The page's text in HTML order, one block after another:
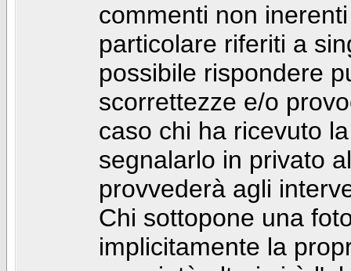
commenti non
particolare riferiti a
possibile rispondere
scorrettezze e/o
caso chi ha ricevuto
segnalarlo in privato
provvederà agli
Chi sottopone una
implicitamente la